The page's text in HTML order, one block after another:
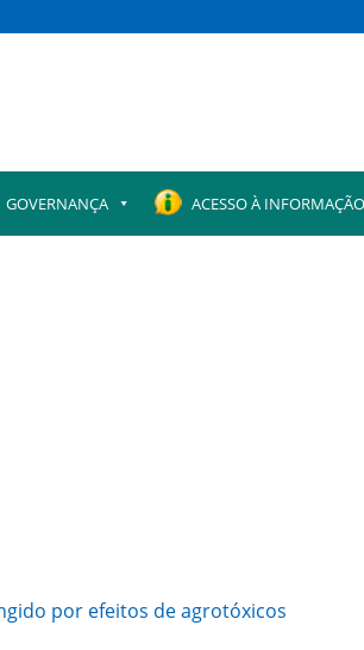
GOVERNANÇA ACESSO À INFORMAÇÃO
por efeitos de agrotóxicos